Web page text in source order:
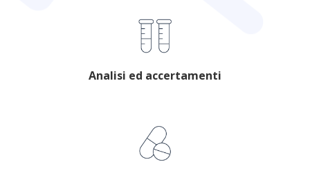
Analisi ed accertamenti